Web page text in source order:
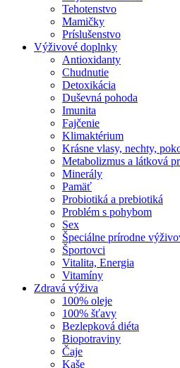
Tehotenstvo
Mamičky
Príslušenstvo
Výživové doplnky
Antioxidanty
Chudnutie
Detoxikácia
Duševná pohoda
Imunita
Fajčenie
Klimaktérium
Krásne vlasy, nechty,
Metabolizmus a látková
Minerály
Pamäť
Probiotiká a prebiotiká
Problém s pohybom
Sex
Špeciálne prírodne
Športovci
Vitalita, Energia
Vitamíny
Zdravá výživa
100% oleje
100% šťavy
Bezlepková diéta
Biopotraviny
Čaje
Kaše